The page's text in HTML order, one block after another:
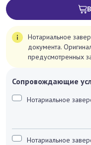
Сопровождающие
Нотариальное
Нотариальное
Нотариальное
документа.
предусмотренных